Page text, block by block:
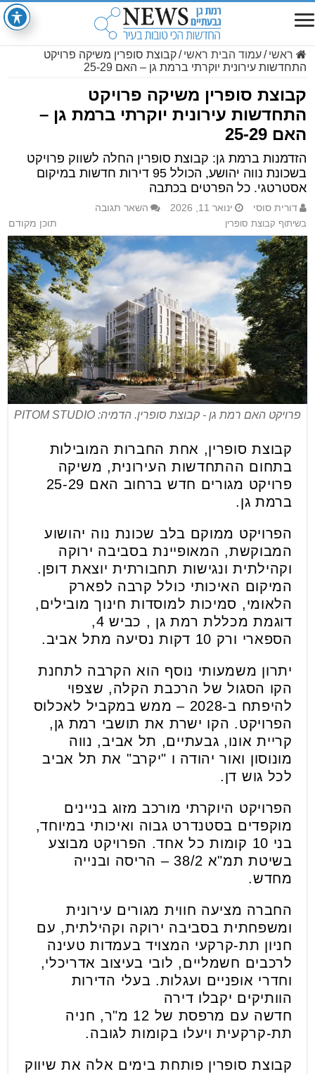
ראשי /עמוד הבית ראשי /קבוצת סופרין משיקה פרויקט
התחדשות עירונית יוקרתי ברמת גן – האם 25-29
קבוצת סופרין משיקה פרויקט
התחדשות עירונית יוקרתי ברמת גן –
האם 25-29
הזדמנות ברמת גן: קבוצת סופרין החלה לשווק פרויקט
בשכונת נווה יהושע, הכולל 95 דירות חדשות במיקום
אסטרטגי. כל הפרטים בכתבה
דורית סוסי ינואר 11, 2026
השאר תגובה
בשיתוף קבוצת סופרין
תוכן מקודם
פרויקט האם רמת גן - קבוצת סופרין. הדמיה: PITOM STUDIO
קבוצת סופרין, אחת החברות המובילות
בתחום ההתחדשות העירונית, משיקה
פרויקט מגורים חדש ברחוב האם 25-29
ברמת גן.
הפרויקט ממוקם בלב שכונת נוה יהושוע
המבוקשת, המאופיינת בסביבה ירוקה
וקהילתית ונגישות תחבורתית יוצאת דופן.
המיקום האיכותי כולל קרבה לפארק
הלאומי, סמיכות למוסדות חינוך מובילים,
דוגמת מכללת רמת גן , כביש 4,
הספארי ורק 10 דקות נסיעה מתל אביב .
יתרון משמעותי נוסף הוא הקרבה לתחנת
הקו הסגול של הרכבת הקלה, שצפוי
להיפתח ב-2028 – ממש במקביל לאכלוס
הפרויקט. הקו ישרת את תושבי רמת גן,
קריית אונו, גבעתיים, תל אביב, נווה
מונוסון ואור יהודה ו "יקרב" את תל אביב
לכל גוש דן.
הפרויקט היוקרתי מורכב מזוג בניינים
מוקפדים בסטנדרט גבוה ואיכותי במיוחד,
בני 10 קומות כל אחד. הפרויקט מבוצע
בשיטת תמ"א 38/2 – הריסה ובנייה
מחדש.
החברה מציעה חווית מגורים עירונית
ומשפחתית בסביבה ירוקה וקהילתית, עם
חניון תת-קרקעי המצויד בעמדות טעינה
לרכבים חשמליים, לובי בעיצוב אדריכלי,
וחדרי אופניים ועגלות. בעלי הדירות
הוותיקים יקבלו דירה
חדשה
עם מרפסת של 12 מ"ר, חניה
תת-קרקעית ויעלו בקומות לגובה.
קבוצת סופרין פותחת בימים אלה את שיווק